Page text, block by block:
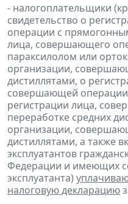
- налогоплательщики
свидетельство о
операции с
лица, совершающего
параксилолом или
организации,
дистиллятами, о
совершающей
регистрации лица,
переработке средних
организации,
дистиллятами, а также
эксплуатантов
Федерации и имеющих
эксплуатанта)
налоговую декларацию